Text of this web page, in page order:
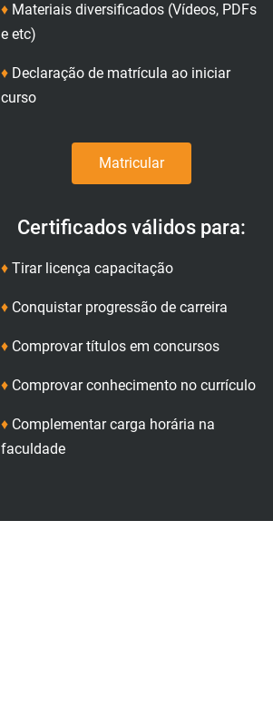
♦ Materiais diversificados (Vídeos, PDFs
e etc)
♦ Declaração de matrícula ao iniciar
curso
Matricular
Certificados válidos para:
♦ Tirar licença capacitação
♦ Conquistar progressão de carreira
♦ Comprovar títulos em concursos
♦ Comprovar conhecimento no currículo
♦ Complementar carga horária na
faculdade